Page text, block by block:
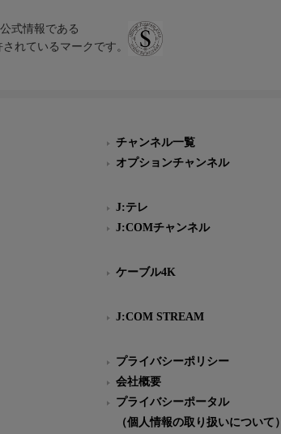
式情報である
れているマークです。
チャンネル一覧
オプションチャンネル
J:テレ
J:COMチャンネル
ケーブル4K
J:COM STREAM
プライバシーポリシー
会社概要
プライバシーポータル
（個人情報の取り扱いについて）